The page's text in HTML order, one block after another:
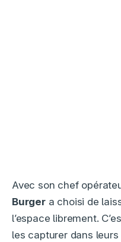
Avec son chef
Burgera choisi de
l’espace librement.
les capturer dans